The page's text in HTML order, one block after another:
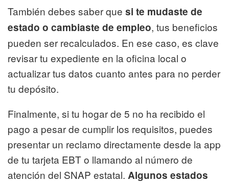
También debes saber que si te mudaste de
estado o cambiaste de empleo, tus beneficios
pueden ser recalculados. En ese caso, es clave
revisar tu expediente en la oficina local o
actualizar tus datos cuanto antes para no perder
tu depósito.
Finalmente, si tu hogar de 5 no ha recibido el
pago a pesar de cumplir los requisitos, puedes
presentar un reclamo directamente desde la app
de tu tarjeta EBT o llamando al número de
atención del SNAP estatal. Algunos estados